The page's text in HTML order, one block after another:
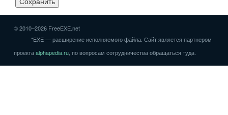
© 2010–2026 FreeEXE.net
*EXE — расширение исполняемого файла. Сайт является партнером
проектаalphapedia.ru , по вопросам сотрудничества обращаться туда.